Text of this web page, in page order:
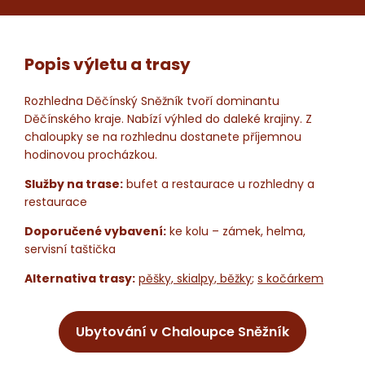
Popis výletu a trasy
Rozhledna Děčínský Sněžník tvoří dominantu
Děčínského kraje. Nabízí výhled do daleké krajiny. Z
chaloupky se na rozhlednu dostanete příjemnou
hodinovou procházkou.
Služby na trase: bufet a restaurace u rozhledny a
restaurace
Doporučené vybavení: ke kolu – zámek, helma,
servisní taštička
Alternativa trasy: pěšky, skialpy, běžky; s kočárkem
Ubytování v Chaloupce Sněžník